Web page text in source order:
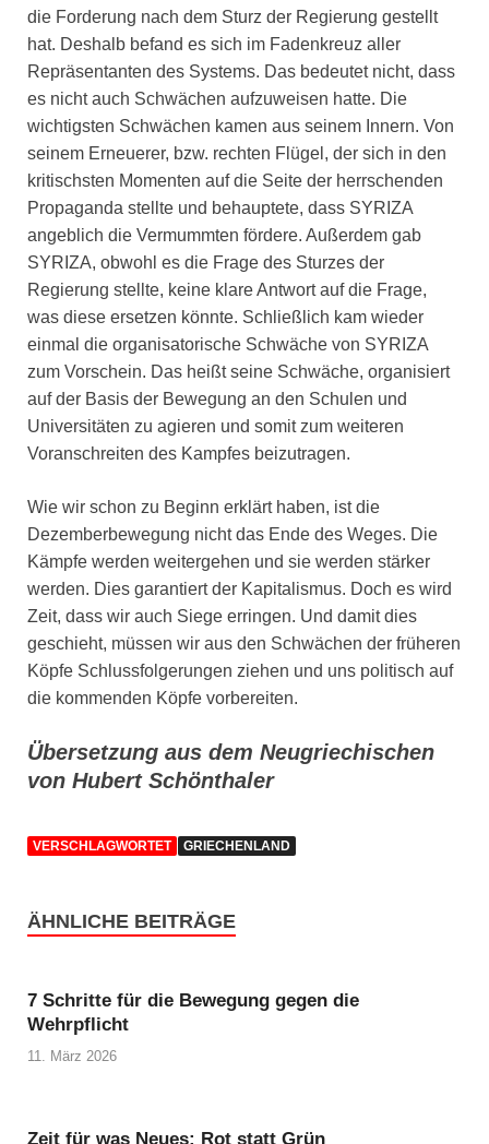
die Forderung nach dem Sturz der Regierung gestellt
hat. Deshalb befand es sich im Fadenkreuz aller
Repräsentanten des Systems. Das bedeutet nicht, dass
es nicht auch Schwächen aufzuweisen hatte. Die
wichtigsten Schwächen kamen aus seinem Innern. Von
seinem Еrneuerer, bzw. rechten Flügel, der sich in den
kritischsten Momenten auf die Seite der herrschenden
Propaganda stellte und behauptete, dass SYRIZA
angeblich die Vermummten fördere. Außerdem gab
SYRIZA, obwohl es die Frage des Sturzes der
Regierung stellte, keine klare Antwort auf die Frage,
was diese ersetzen könnte. Schließlich kam wieder
einmal die organisatorische Schwäche von SYRIZA
zum Vorschein. Das heißt seine Schwäche, organisiert
auf der Basis der Bewegung an den Schulen und
Universitäten zu agieren und somit zum weiteren
Voranschreiten des Kampfes beizutragen.
Wie wir schon zu Beginn erklärt haben, ist die
Dezemberbewegung nicht das Ende des Weges. Die
Kämpfe werden weitergehen und sie werden stärker
werden. Dies garantiert der Kapitalismus. Doch es wird
Zeit, dass wir auch Siege erringen. Und damit dies
geschieht, müssen wir aus den Schwächen der früheren
Köpfe Schlussfolgerungen ziehen und uns politisch auf
die kommenden Köpfe vorbereiten.
Übersetzung aus dem Neugriechischen
von Hubert Schönthaler
VERSCHLAGWORTET GRIECHENLAND
ÄHNLICHE BEITRÄGE
7 Schritte für die Bewegung gegen die
Wehrpflicht
11. März 2026
Zeit für was Neues: Rot statt Grün